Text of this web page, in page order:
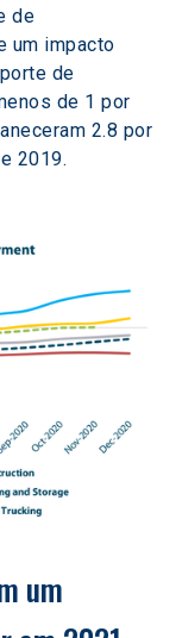
de
um impacto
de
de 1 por
2.8 por
2019.
um